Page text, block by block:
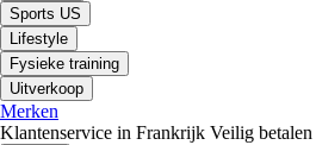
Sports US
Lifestyle
Fysieke training
Uitverkoop
Merken
Klantenservice in Frankrijk Veilig betalen